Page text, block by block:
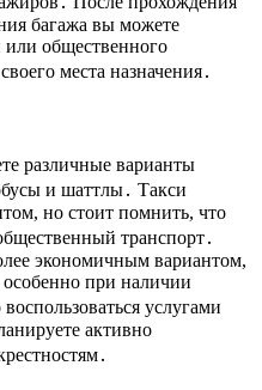
багажа вы можете
или общественного
места назначения․
различные варианты
и шаттлы․ Такси
но стоит помнить, что
транспорт․
экономичным вариантом,
при наличии
услугами
активно